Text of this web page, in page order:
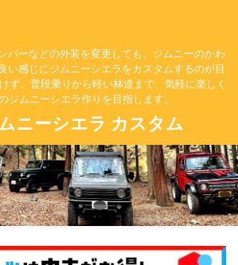
パーなどの外装を変更しても、ジムニーのかわ
い感じにジムニーシエラをカスタムするのが目
ず、普段乗りから軽い林道まで、気軽に楽しく
ジムニーシエラ作りを目指します。
ニーシエラ カスタム